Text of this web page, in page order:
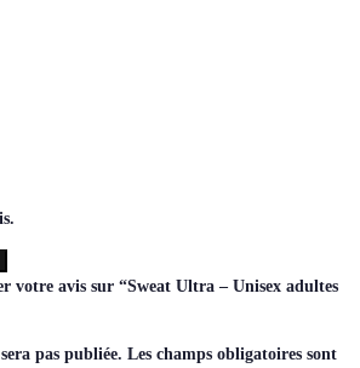
votre avis sur “Sweat Ultra – Unisex adultes
pas publiée. Les champs obligatoires sont